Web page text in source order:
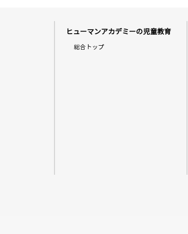
ヒューマンアカデミーの児童教育
総合トップ